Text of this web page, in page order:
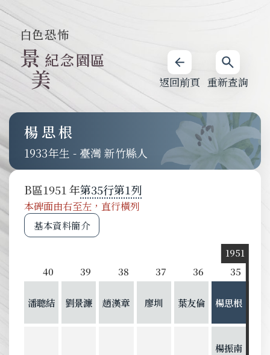
重新查詢
返回前頁
白色恐怖
景
美
紀念園區
楊思根
1933 - 臺灣 新竹縣人
B區1951 第35行第1列
本碑面由右至左，直行橫列
基本資料簡介
1951
35
36
37
38
39
40
楊思根
楊振南
葉友倫
廖圳
趙漢章
劉景濂
潘聰結